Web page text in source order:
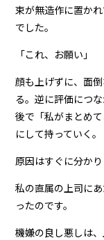
束が無造作に置か
でした。
「これ、お願い」
顔も上げずに、面
る。逆に評価につ
後で「私がまとめ
にして持っていく。
原因はすぐに分かり
私の直属の上司に
ったのです。
機嫌の良し悪しは